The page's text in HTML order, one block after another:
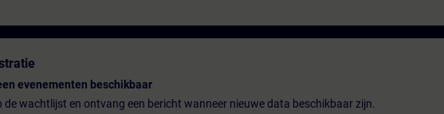
evenementen beschikbaar
de wachtlijst en ontvang een bericht wanneer nieuwe data beschikbaar zijn.